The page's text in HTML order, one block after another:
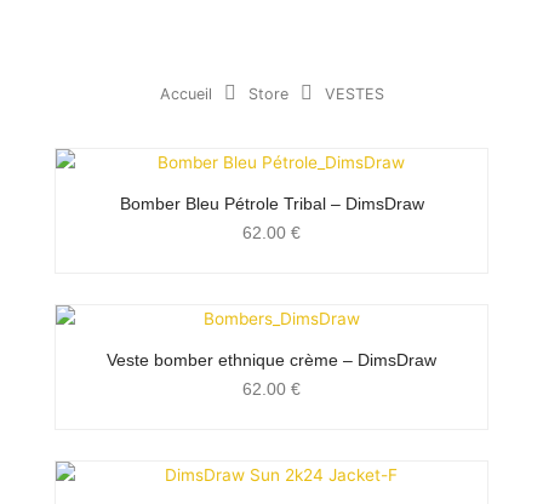
Accueil Store VESTES
Bomber Bleu Pétrole Tribal – DimsDraw
62.00 €
Veste bomber ethnique crème – DimsDraw
62.00 €